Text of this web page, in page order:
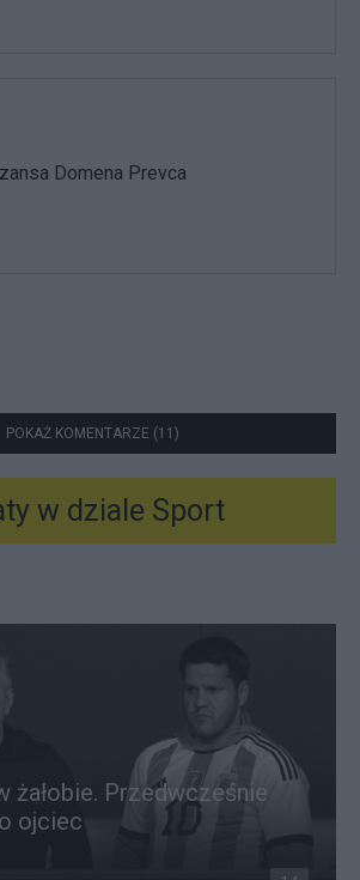
Domena Prevca
POKAŻ KOMENTARZE (11)
w dziale Sport
żałobie. Przedwcześnie
ojciec